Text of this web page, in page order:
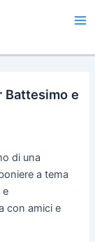
Battesimo e
di una
a tema
e
con amici e